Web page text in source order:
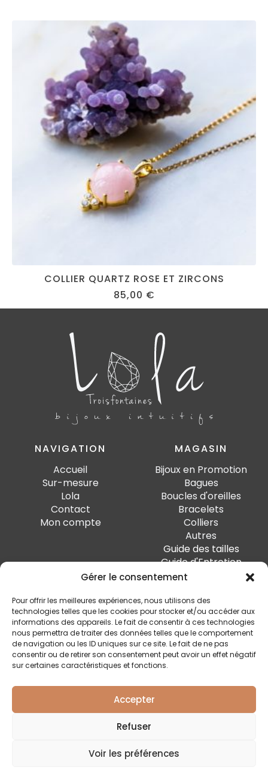
Gérer le consentement
Pour offrir les meilleures expériences, nous utilisons des
technologies telles que les cookies pour stocker et/ou accéder aux
informations des appareils. Le fait de consentir à ces technologies
nous permettra de traiter des données telles que le comportement
de navigation ou les ID uniques sur ce site. Le fait de ne pas
consentir ou de retirer son consentement peut avoir un effet négatif
sur certaines caractéristiques et fonctions.
Accepter
Refuser
Voir les préférences
COLLIER QUARTZ ROSE ET ZIRCONS
85,00 €
NAVIGATION
Accueil
Sur-mesure
Lola
Contact
Mon compte
MAGASIN
Bijoux en Promotion
Bagues
Boucles d'oreilles
Bracelets
Colliers
Autres
Guide des tailles
Guide d'Entretien
SUIVEZ-MOI
Quai Marcellis 10, 4020 Liège - BE0 794.477.312
Politique de confidentialité